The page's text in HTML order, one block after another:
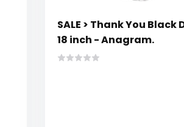
SALE > Thank You Black
18 inch - Anagram.